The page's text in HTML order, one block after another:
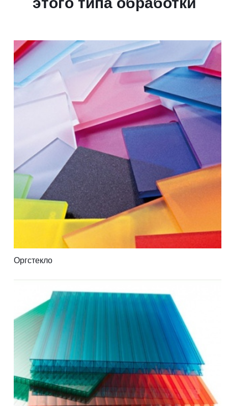
Оргстекло